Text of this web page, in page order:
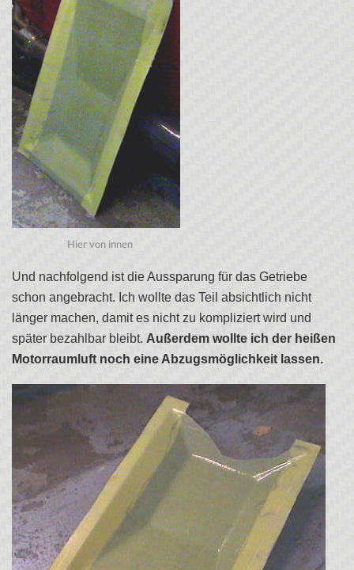
Hier von innen
Und nachfolgend ist die Aussparung für das Getriebe
schon angebracht. Ich wollte das Teil absichtlich nicht
länger machen, damit es nicht zu kompliziert wird und
später bezahlbar bleibt. Außerdem wollte ich der heißen
Motorraumluft noch eine Abzugsmöglichkeit lassen.